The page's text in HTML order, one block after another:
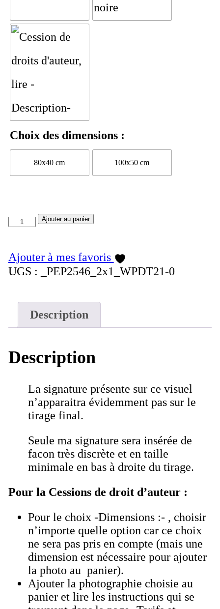
Choix des dimensions :
80x40 cm 100x50 cm
quantité
d'Arcachon
du
d'Andernos
Ajouter au panier
Ajouter à mes favoris
UGS :
_PEP2546_2x1_WPDT21-0
Description
Description
La signature présente sur ce visuel
n’apparaitra évidemment pas sur le
tirage final.
Seule ma signature sera insérée de
facon très discrète et en taille
minimale en bas à droite du tirage.
Pour la Cessions de droit d’auteur :
Pour le choix -Dimensions :- , choisir
n’importe quelle option car ce choix
ne sera pas pris en compte (mais une
dimension est nécessaire pour ajouter
la photo au panier).
Ajouter la photographie choisie au
panier et lire les instructions qui se